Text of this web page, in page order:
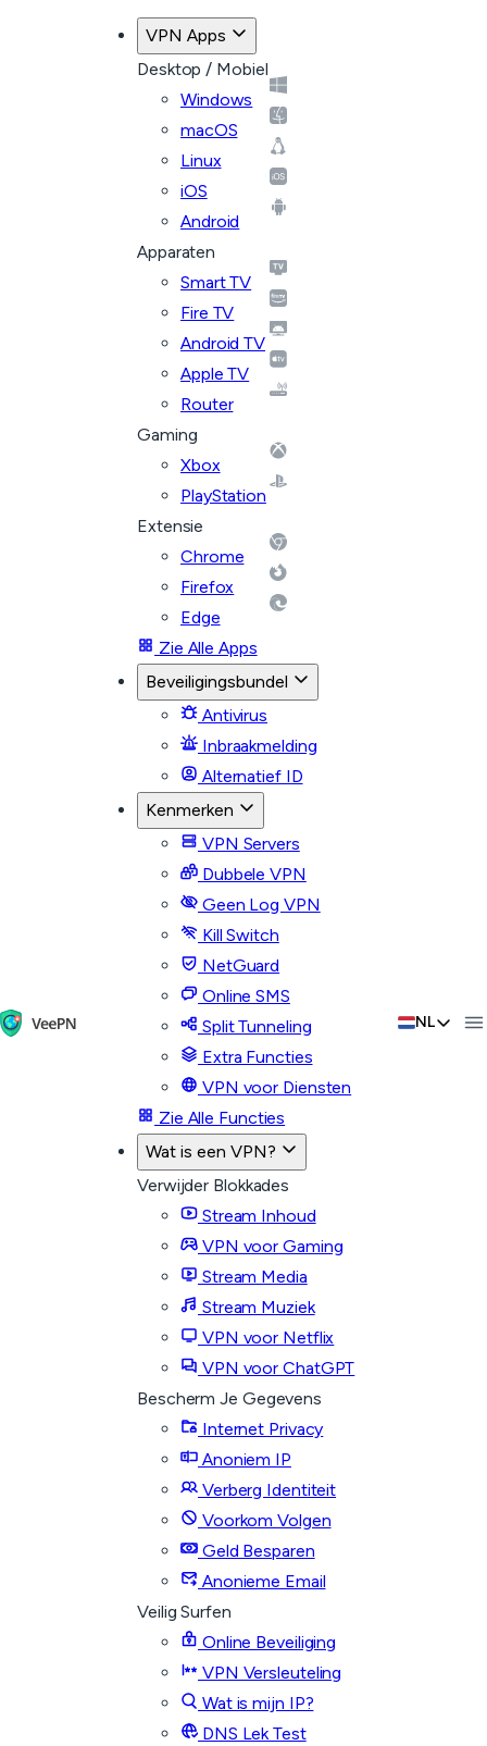
VPN Apps
Desktop / Mobiel
Windows
macOS
Linux
iOS
Android
Apparaten
Smart TV
Fire TV
Android TV
Apple TV
Router
Gaming
Xbox
PlayStation
Extensie
Chrome
Firefox
Edge
Zie Alle Apps
Beveiligingsbundel
Antivirus
Inbraakmelding
Alternatief ID
Kenmerken
VPN Servers
Dubbele VPN
Geen Log VPN
Kill Switch
NetGuard
Online SMS
Split Tunneling
Extra Functies
VPN voor Diensten
Zie Alle Functies
Wat is een VPN?
Verwijder Blokkades
Stream Inhoud
VPN voor Gaming
Stream Media
Stream Muziek
VPN voor Netflix
VPN voor ChatGPT
Bescherm Je Gegevens
Internet Privacy
Anoniem IP
Verberg Identiteit
Voorkom Volgen
Geld Besparen
Anonieme Email
Veilig Surfen
Online Beveiliging
VPN Versleuteling
Wat is mijn IP?
DNS Lek Test
NL